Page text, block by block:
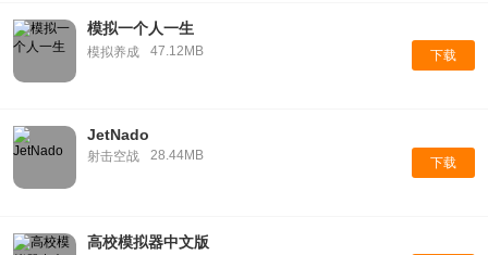
模拟一个人一生
模拟养成 47.12MB 下载
JetNado
射击空战 28.44MB 下载
高校模拟器中文版